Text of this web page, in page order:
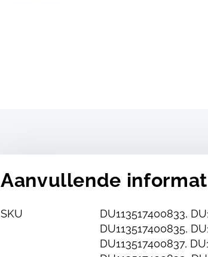
Aanvullende
SKU
DU113517400833,
DU113517400835,
DU113517400837,